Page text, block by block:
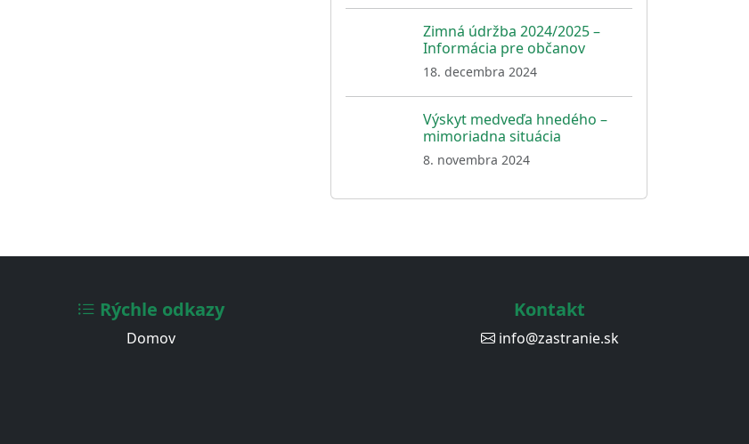
Zimná údržba 2024/2025 –
Informácia pre občanov
18. decembra 2024
Výskyt medveďa hnedého –
mimoriadna situácia
8. novembra 2024
Rýchle odkazy
Domov
Kontakt
info@zastranie.sk